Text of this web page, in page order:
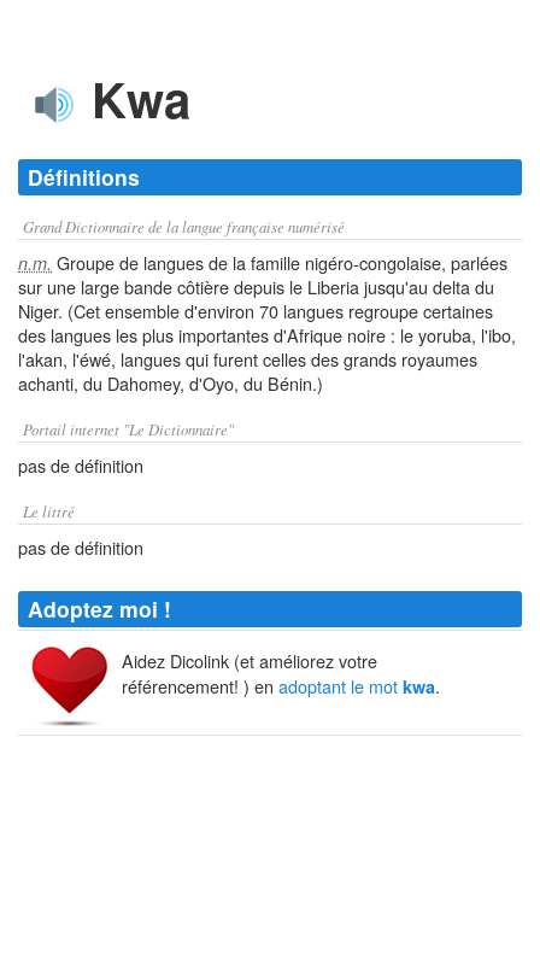
Kwa
Définitions
Grand Dictionnaire de la langue française numérisé
n.m. Groupe de langues de la famille nigéro-congolaise, parlées
sur une large bande côtière depuis le Liberia jusqu'au delta du
Niger. (Cet ensemble d'environ 70 langues regroupe certaines
des langues les plus importantes d'Afrique noire : le yoruba, l'ibo,
l'akan, l'éwé, langues qui furent celles des grands royaumes
achanti, du Dahomey, d'Oyo, du Bénin.)
Portail internet "Le Dictionnaire"
pas de définition
Le littré
pas de définition
Adoptez moi !
Aidez Dicolink (et améliorez votre
référencement! ) en adoptant le mot kwa.